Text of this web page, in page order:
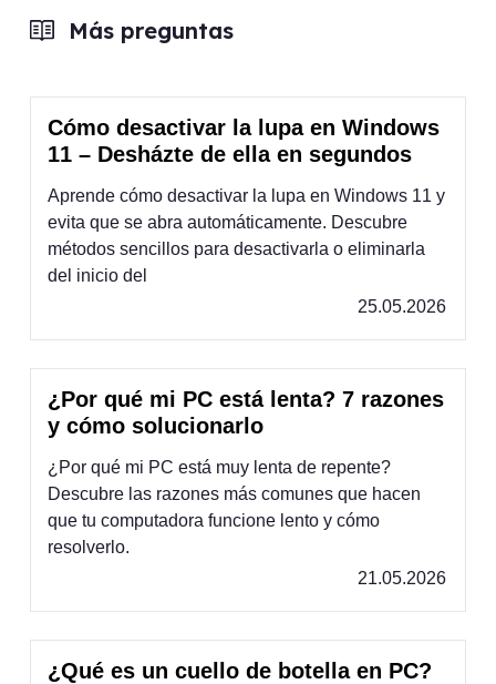
Más preguntas
Cómo desactivar la lupa en Windows
11 – Desházte de ella en segundos
Aprende cómo desactivar la lupa en Windows 11 y
evita que se abra automáticamente. Descubre
métodos sencillos para desactivarla o eliminarla
del inicio del
25.05.2026
¿Por qué mi PC está lenta? 7 razones
y cómo solucionarlo
¿Por qué mi PC está muy lenta de repente?
Descubre las razones más comunes que hacen
que tu computadora funcione lento y cómo
resolverlo.
21.05.2026
¿Qué es un cuello de botella en PC?